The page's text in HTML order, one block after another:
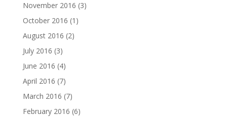
November 2016 (3)
October 2016 (1)
August 2016 (2)
July 2016 (3)
June 2016 (4)
April 2016 (7)
March 2016 (7)
February 2016 (6)